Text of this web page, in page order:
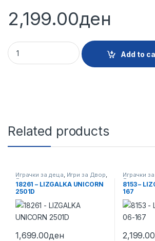
2,199.00ден
3038 - KOJNCE MUZICKO PILSAN 07-
Add to
Related products
Играчки за деца, Игри за Двор,
Лизгалки
18261 – LIZGALKA UNICORN
2501D
1,699.00ден
Играчки
Лизгалки
8153 –
167
2,199.00